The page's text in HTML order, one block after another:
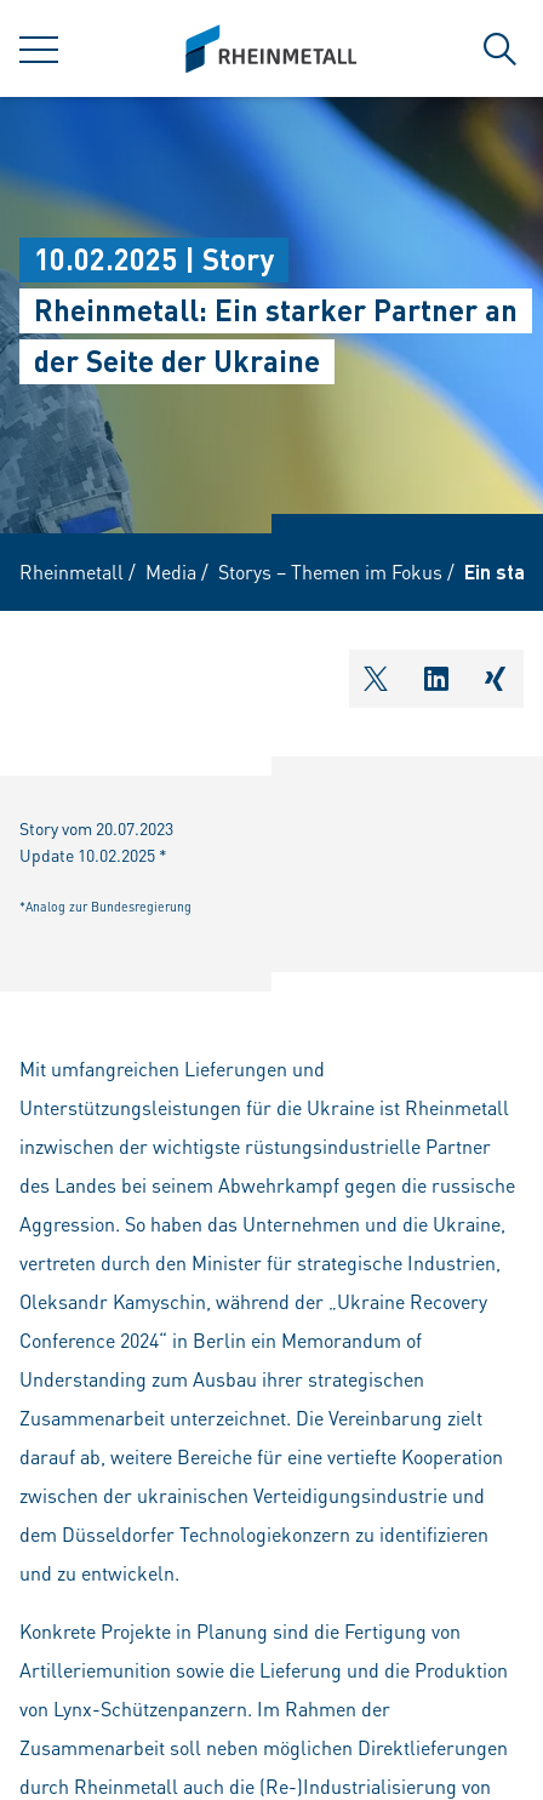
MENÜ
siteLogo
10.02.2025 | Story
Rheinmetall: Ein starker Partner an
der Seite der Ukraine
Rheinmetall / Media / Storys – Themen im Fokus / Ein
shareOntwitter
Story vom 20.07.2023
Update 10.02.2025 *
*Analog zur Bundesregierung
Mit umfangreichen Lieferungen und
Unterstützungsleistungen für die Ukraine ist Rheinmetall
inzwischen der wichtigste rüstungsindustrielle Partner
des Landes bei seinem Abwehrkampf gegen die russische
Aggression. So haben das Unternehmen und die Ukraine,
vertreten durch den Minister für strategische Industrien,
Oleksandr Kamyschin, während der „Ukraine Recovery
Conference 2024“ in Berlin ein Memorandum of
Understanding zum Ausbau ihrer strategischen
Zusammenarbeit unterzeichnet. Die Vereinbarung zielt
darauf ab, weitere Bereiche für eine vertiefte Kooperation
zwischen der ukrainischen Verteidigungsindustrie und
dem Düsseldorfer Technologiekonzern zu identifizieren
und zu entwickeln.
Konkrete Projekte in Planung sind die Fertigung von
Artilleriemunition sowie die Lieferung und die Produktion
von Lynx-Schützenpanzern. Im Rahmen der
Zusammenarbeit soll neben möglichen Direktlieferungen
durch Rheinmetall auch die (Re-)Industrialisierung von